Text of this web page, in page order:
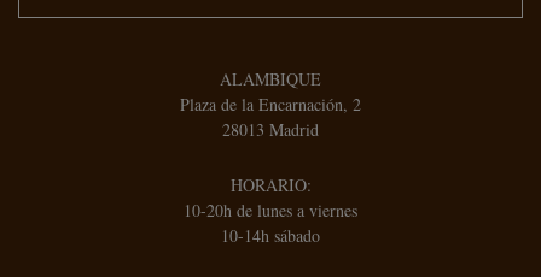
ALAMBIQUE
Plaza de la Encarnación, 2
28013 Madrid
HORARIO:
10-20h de lunes a viernes
10-14h sábado